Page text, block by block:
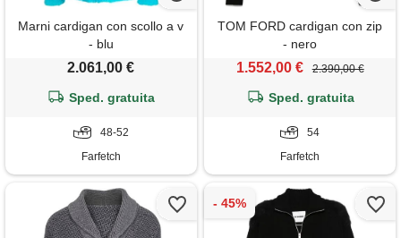
Marni cardigan con scollo a v
- blu
2.061,00 €
Sped. gratuita
48-52
Farfetch
TOM FORD cardigan con zip
- nero
1.552,00 € 2.390,00 €
Sped. gratuita
54
Farfetch